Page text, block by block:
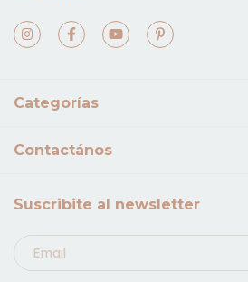
Categorías
Contactános
Suscribite al newsletter